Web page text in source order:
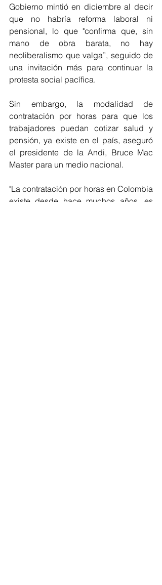
Gobierno mintió en diciembre al decir
que no habría reforma laboral ni
pensional, lo que "confirma que, sin
mano de obra barata, no hay
neoliberalismo que valga”, seguido de
una invitación más para continuar la
protesta social pacífica.
Sin embargo, la modalidad de
contratación por horas para que los
trabajadores puedan cotizar salud y
pensión, ya existe en el país, aseguró
el presidente de la Andi, Bruce Mac
Master para un medio nacional.
"La contratación por horas en Colombia
existe desde hace muchos años, es